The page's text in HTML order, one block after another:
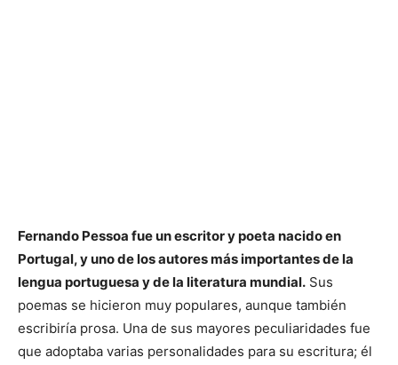
Fernando Pessoa fue un escritor y poeta nacido en
Portugal, y uno de los autores más importantes de la
lengua portuguesa y de la literatura mundial. Sus
poemas se hicieron muy populares, aunque también
escribiría prosa. Una de sus mayores peculiaridades fue
que adoptaba varias personalidades para su escritura; él